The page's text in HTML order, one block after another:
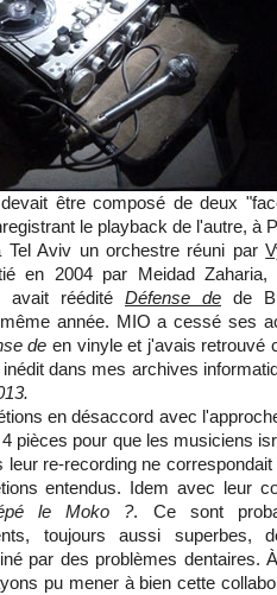
devait être composé de deux
le playback de l'autre, à
Tel Aviv un orchestre réuni par
en 2004 par Meidad
avait réédité Défense de de
année. MIO a cessé ses
de en vinyle et j'avais retrouvé
dans mes archives
en désaccord avec
pièces pour que les musiciens
leur re-recording ne
entendus. Idem avec leur
le Moko ?. Ce sont
toujours aussi superbes,
par des problèmes dentaires.
pu mener à bien cette